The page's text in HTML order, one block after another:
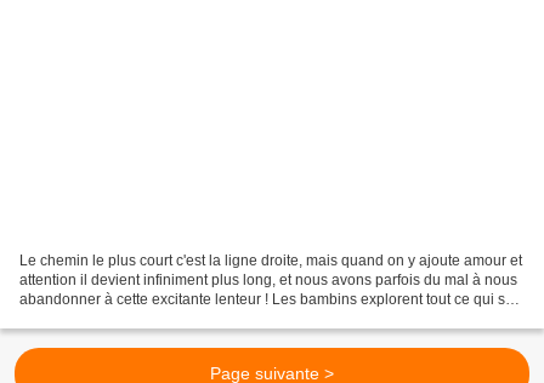
Le chemin le plus court c'est la ligne droite, mais quand on y ajoute amour et
attention il devient infiniment plus long, et nous avons parfois du mal à nous
abandonner à cette excitante lenteur ! Les bambins explorent tout ce qui se
Page suivante >